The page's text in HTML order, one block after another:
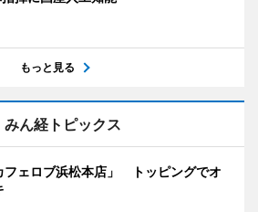
もっと見る
みん経トピックス
フェロブ浜松本店」 トッピングでオ